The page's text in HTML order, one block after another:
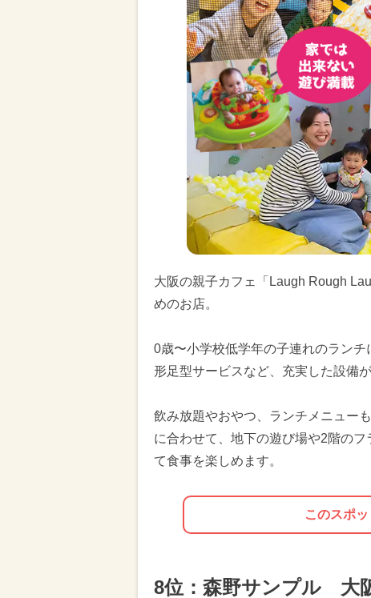
大阪の親子カフェ「Laugh Rough
めのお店。
0歳〜小学校低学年の子連れのラン
形足型サービスなど、充実した設備が
飲み放題やおやつ、ランチメニュー
に合わせて、地下の遊び場や2階の
て食事を楽しめます。
このスポ
8位：森野サンプル 大